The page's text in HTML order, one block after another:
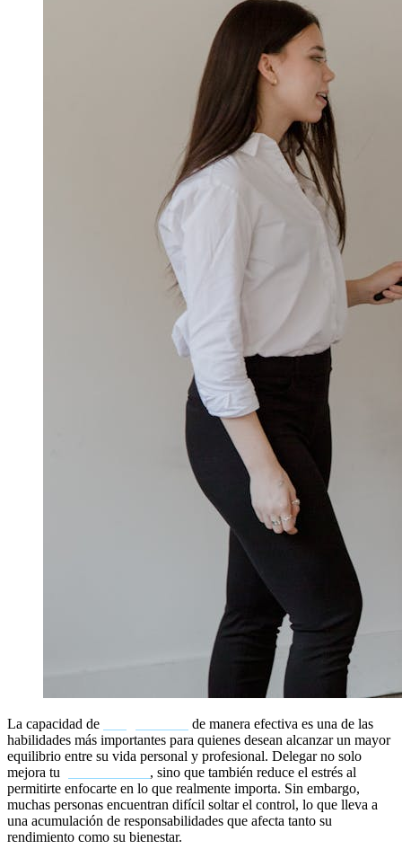
La capacidad de
de manera efectiva es una de las
habilidades más importantes para quienes desean alcanzar un mayor
equilibrio entre su vida personal y profesional. Delegar no solo
mejora tu
, sino que también reduce el estrés al
permitirte enfocarte en lo que realmente importa. Sin embargo,
muchas personas encuentran difícil soltar el control, lo que lleva a
una acumulación de responsabilidades que afecta tanto su
rendimiento como su bienestar.